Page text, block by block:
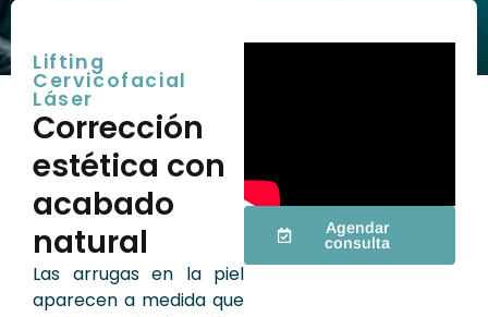
Lifting
Cervicofacial
Láser
Corrección
estética con
acabado
natural
Las arrugas en la piel
aparecen a medida que
Agendar
consulta